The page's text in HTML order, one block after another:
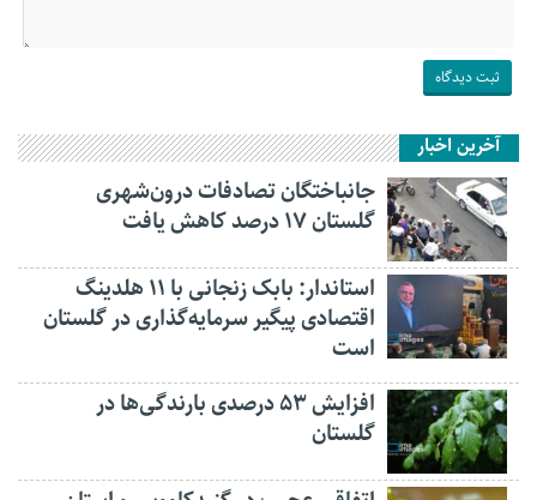
آخرین اخبار
جانباختگان تصادفات درون‌شهری
گلستان ۱۷ درصد کاهش یافت
استاندار: بابک زنجانی با ۱۱ هلدینگ
اقتصادی پیگیر سرمایه‌گذاری در گلستان
است
افزایش ۵۳ درصدی بارندگی‌ها در
گلستان